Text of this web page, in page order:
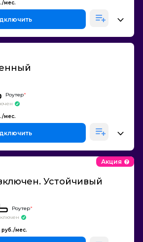
Роутер*
Устойчивый
Акция
Роутер*